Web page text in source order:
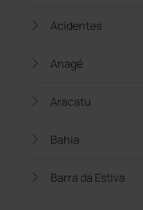
Acidentes
Anagé
Aracatu
Bahia
Barra da Estiva